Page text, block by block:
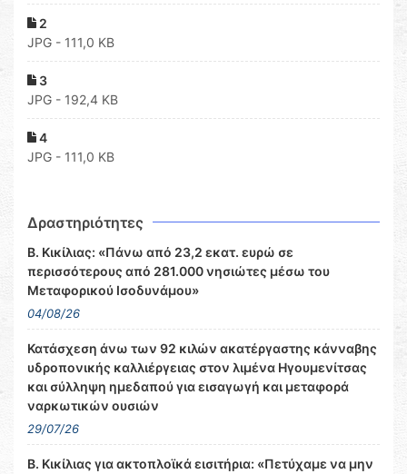
2
JPG - 111,0 KB
3
JPG - 192,4 KB
4
JPG - 111,0 KB
Δραστηριότητες
Β. Κικίλιας: «Πάνω από 23,2 εκατ. ευρώ σε
περισσότερους από 281.000 νησιώτες μέσω του
Μεταφορικού Ισοδυνάμου»
04/08/26
Κατάσχεση άνω των 92 κιλών ακατέργαστης κάνναβης
υδροπονικής καλλιέργειας στον λιμένα Ηγουμενίτσας
και σύλληψη ημεδαπού για εισαγωγή και μεταφορά
ναρκωτικών ουσιών
29/07/26
Β. Κικίλιας για ακτοπλοϊκά εισιτήρια: «Πετύχαμε να μην